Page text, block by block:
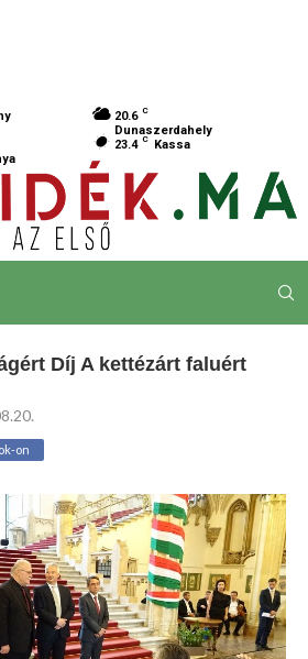
20.6 C
Dunaszerdahely
23.4 C Kassa
Díj A kettézárt faluért
on